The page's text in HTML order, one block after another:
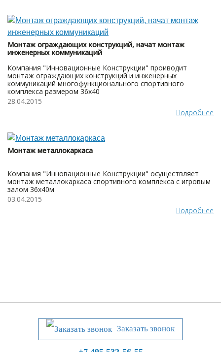
Монтаж ограждающих конструкций, начат монтаж
инженерных коммуникаций
Компания "Инновационные Конструкции" проиводит
монтаж ограждающих конструкций и инженерных
коммуникаций многофункционального спортивного
комплекса размером 36x40
28.04.2015
Подробнее
Монтаж металлокаркаса
Компания "Инновационные Конструкции" осуществляет
монтаж металлокаркаса спортивного комплекса с игровым
залом 36х40м
03.04.2015
Подробнее
Заказать звонок